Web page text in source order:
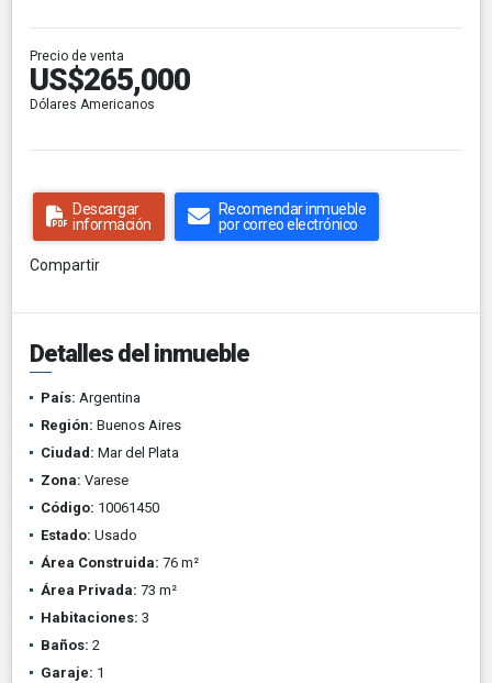
Precio de venta
US$265,000
Dólares Americanos
Descargar
información
Recomendar inmueble
por correo electrónico
Compartir
Detalles del inmueble
País: Argentina
Región: Buenos Aires
Ciudad: Mar del Plata
Zona: Varese
Código: 10061450
Estado: Usado
Área Construida: 76 m²
Área Privada: 73 m²
Habitaciones: 3
Baños: 2
Garaje: 1